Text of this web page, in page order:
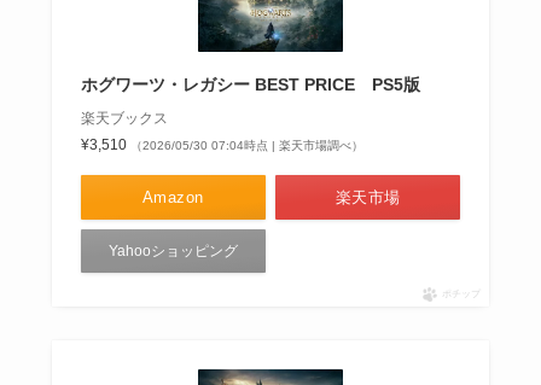
ホグワーツ・レガシー BEST PRICE PS5版
楽天ブックス
¥3,510
（2026/05/30 07:04時点 | 楽天市場調べ）
Amazon 楽天市場
Yahooショッピング
ポチップ